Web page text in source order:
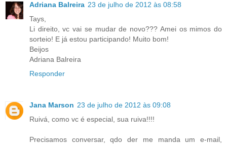
Adriana Balreira 23 de julho de 2012 às 08:58
Tays,
Li direito, vc vai se mudar de novo??? Amei os mimos do
sorteio! E já estou participando! Muito bom!
Beijos
Adriana Balreira
Responder
Jana Marson 23 de julho de 2012 às 09:08
Ruivá, como vc é especial, sua ruiva!!!!
Precisamos conversar, qdo der me manda um e-mail,